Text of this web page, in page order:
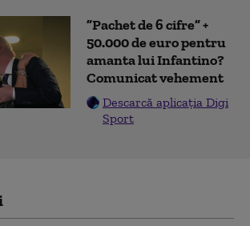
”Pachet de 6 cifre” +
50.000 de euro pentru
amanta lui Infantino?
Comunicat vehement
Descarcă aplicația Digi
Sport